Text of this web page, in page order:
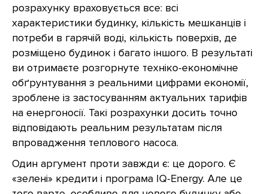
розрахунку враховується все: всі
характеристики будинку, кількість мешканців і
потреби в гарячій воді, кількість поверхів, де
розміщено будинок і багато іншого. В результаті
ви отримаєте розгорнуте техніко-економічне
обґрунтування з реальними цифрами економії,
зроблене із застосуванням актуальних тарифів
на енергоносії. Такі розрахунки досить точно
відповідають реальним результатам після
впровадження теплового насоса.
Один аргумент проти завжди є: це дорого. Є
«зелені» кредити і програма IQ-Energy. Але це